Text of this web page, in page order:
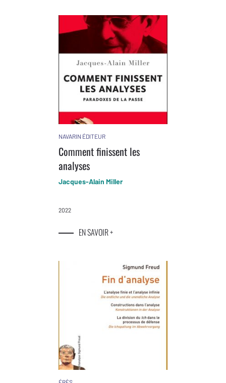
NAVARIN ÉDITEUR
Comment finissent les
analyses
Jacques-Alain Miller
2022
EN SAVOIR +